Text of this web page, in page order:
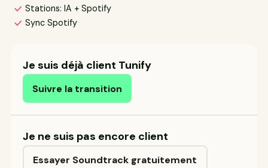
Stations: IA + Spotify
Sync Spotify
Je suis déjà client Tunify
Suivre la transition
Je ne suis pas encore client
Essayer Soundtrack gratuitement